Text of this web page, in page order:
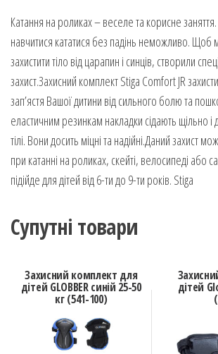
Катання на роликах – веселе та корисне
навчитися кататися без падінь неможливо. Щоб
захистити тіло від царапин і синців, створили
захист.Захисний комплект Stiga Comfort JR
зап’ястя Вашої дитини від сильного болю та
еластичним резинкам накладки сідають щільно і
тілі. Вони досить міцні та надійні.Даний захист
при катанні на роликах, скейті, велосипеді або
підійде для дітей від 6-ти до 9-ти років. Stiga
Супутні товари
Захисний комплект для
дітей GLOBBER синій 25-50
кг (541-100)
дітей